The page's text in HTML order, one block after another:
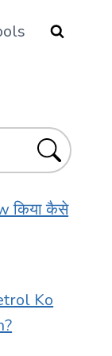
किया कैसे
Ko